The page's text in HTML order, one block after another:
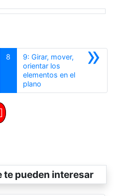
8 »
9: Girar, mover,
orientar los
elementos en el
plano
te pueden interesar